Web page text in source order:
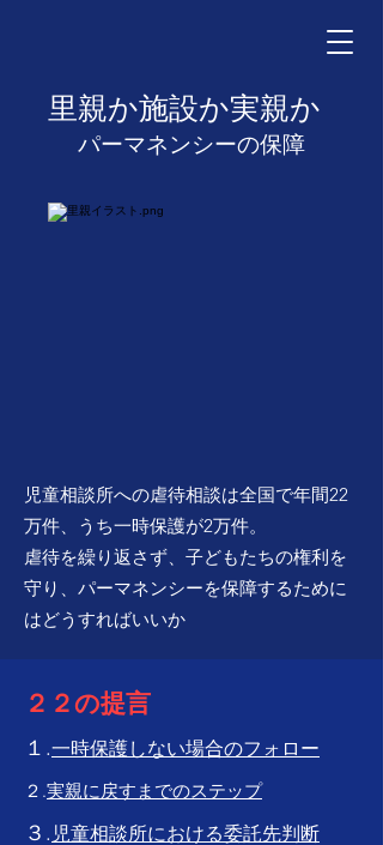
里親か施設か実親か
パーマネンシーの保障
児童相談所への虐待相談は全国で年間22
万件、うち一時保護が2万件。
虐待を繰り返さず、子どもたちの権利を
守り、パーマネンシーを保障するために
はどうすればいいか
​２２の提言
１.一時保護しない場合のフォロー
２.実親に戻すまでのステップ
３. 児童相談所における委託先判断